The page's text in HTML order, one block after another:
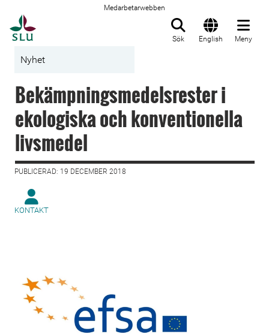
Medarbetarwebben
Sök English Meny
Nyhet
Bekämpningsmedelsrester i
ekologiska och konventionella
livsmedel
PUBLICERAD: 19 DECEMBER 2018
KONTAKT